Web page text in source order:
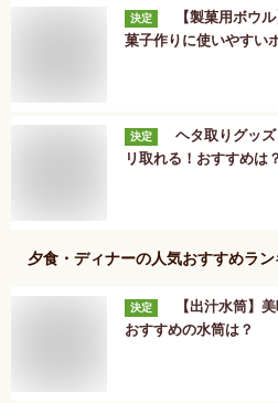
決定
【製菓用ボウ
菓子作りに使いやすい
決定
ヘタ取りグッ
リ取れる！おすすめは？
夕食・ディナーの人気おすすめラ
決定
【出汁水筒】
おすすめの水筒は？